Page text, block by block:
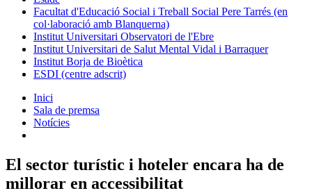
Facultat d'Educació Social i Treball Social Pere Tarrés (en
col·laboració amb Blanquerna)
Institut Universitari Observatori de l'Ebre
Institut Universitari de Salut Mental Vidal i Barraquer
Institut Borja de Bioètica
ESDI (centre adscrit)
Inici
Sala de premsa
Notícies
El sector turístic i hoteler encara ha de
millorar en accessibilitat